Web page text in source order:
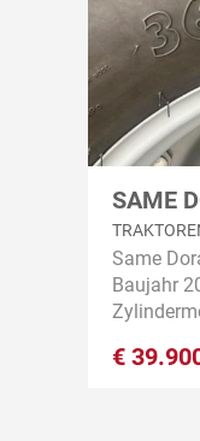
SAME
Same
Baujahr
€